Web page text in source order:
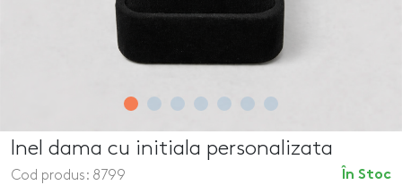
Inel dama cu initiala personalizata
În Stoc
Cod produs: 8799